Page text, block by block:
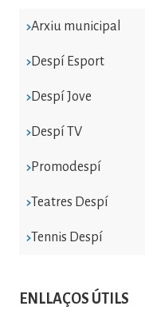
Arxiu municipal
Despí Esport
Despí Jove
Despí TV
Promodespí
Teatres Despí
Tennis Despí
ENLLAÇOS ÚTILS